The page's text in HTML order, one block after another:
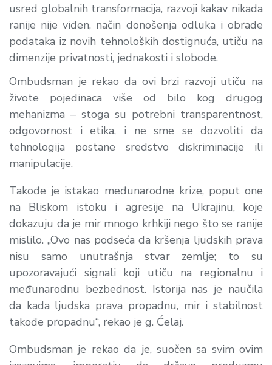
usred globalnih transformacija, razvoji kakav nikada
ranije nije viđen, način donošenja odluka i obrade
podataka iz novih tehnoloških dostignuća, utiču na
dimenzije privatnosti, jednakosti i slobode.
Ombudsman je rekao da ovi brzi razvoji utiču na
živote pojedinaca više od bilo kog drugog
mehanizma – stoga su potrebni transparentnost,
odgovornost i etika, i ne sme se dozvoliti da
tehnologija postane sredstvo diskriminacije ili
manipulacije.
Takođe je istakao međunarodne krize, poput one
na Bliskom istoku i agresije na Ukrajinu, koje
dokazuju da je mir mnogo krhkiji nego što se ranije
mislilo. „Ovo nas podseća da kršenja ljudskih prava
nisu samo unutrašnja stvar zemlje; to su
upozoravajući signali koji utiču na regionalnu i
međunarodnu bezbednost. Istorija nas je naučila
da kada ljudska prava propadnu, mir i stabilnost
takođe propadnu“, rekao je g. Ćelaj.
Ombudsman je rekao da je, suočen sa svim ovim